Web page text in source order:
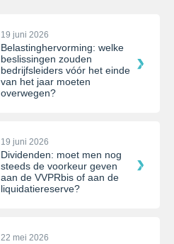
19 juni 2026
Belastinghervorming: welke
beslissingen zouden
bedrijfsleiders vóór het einde
van het jaar moeten
overwegen?
19 juni 2026
Dividenden: moet men nog
steeds de voorkeur geven
aan de VVPRbis of aan de
liquidatiereserve?
22 mei 2026